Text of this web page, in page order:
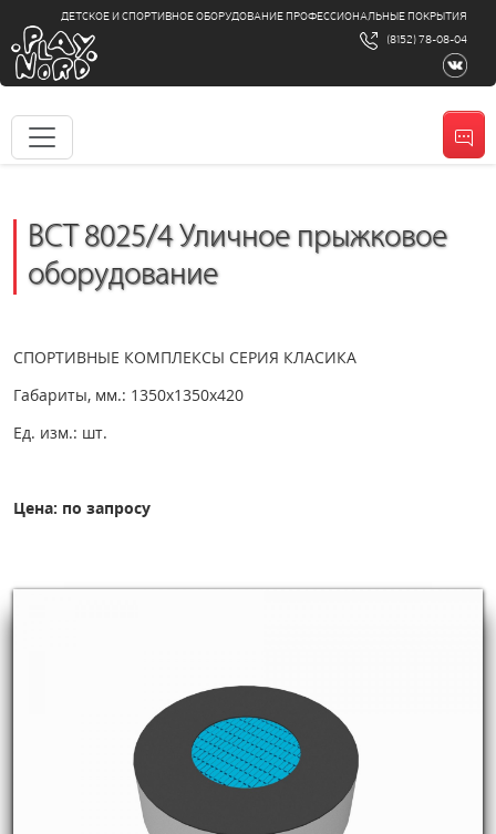
ДЕТСКОЕ И СПОРТИВНОЕ ОБОРУДОВАНИЕ ПРОФЕССИОНАЛЬНЫЕ ПОКРЫТИЯ
(8152) 78-08-04
ВСТ 8025/4 Уличное прыжковое
оборудование
СПОРТИВНЫЕ КОМПЛЕКСЫ СЕРИЯ КЛАСИКА
Габариты, мм.: 1350x1350x420
Ед. изм.: шт.
Цена: по запросу